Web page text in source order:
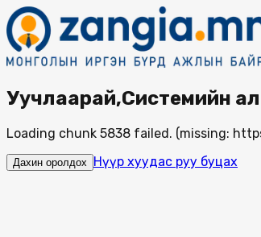
Уучлаарай,Системийн
Loading chunk 5838 failed. (missing:
Дахин оролдох Нүүр хуудас руу буцах